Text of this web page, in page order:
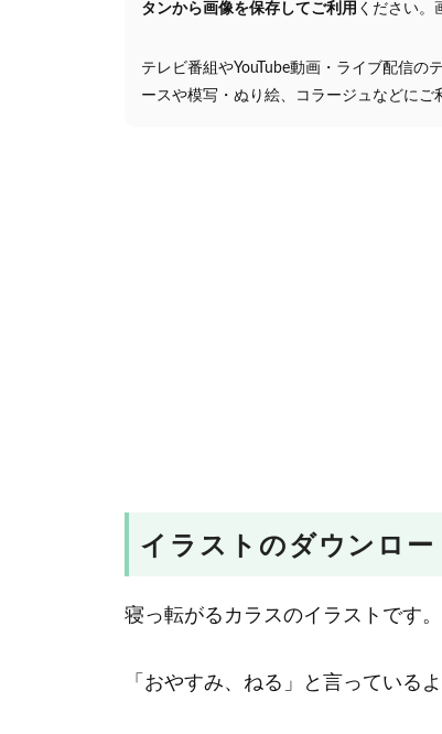
タンから画像を保存してご利用 ください。
テレビ番組やYouTube動画・ライブ配信の
ースや模写・ぬり絵、コラージュなどにご
イラストのダウンロー
寝っ転がるカラスのイラストです。
「おやすみ、ねる」と言っているよ